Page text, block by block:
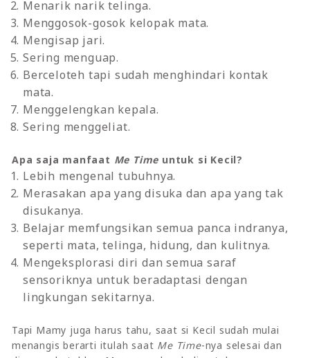
Menarik narik telinga.
Menggosok-gosok kelopak mata.
Mengisap jari.
Sering menguap.
Berceloteh tapi sudah menghindari kontak
mata.
Menggelengkan kepala.
Sering menggeliat.
Apa saja manfaat Me Time untuk si Kecil?
Lebih mengenal tubuhnya.
Merasakan apa yang disuka dan apa yang tak
disukanya.
Belajar memfungsikan semua panca indranya,
seperti mata, telinga, hidung, dan kulitnya.
Mengeksplorasi diri dan semua saraf
sensoriknya untuk beradaptasi dengan
lingkungan sekitarnya.
Tapi Mamy juga harus tahu, saat si Kecil sudah mulai
menangis berarti itulah saat Me Time-nya selesai dan